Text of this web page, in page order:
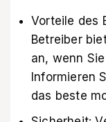
Vorteile des
Betreiber
an, wenn
Informieren
das beste